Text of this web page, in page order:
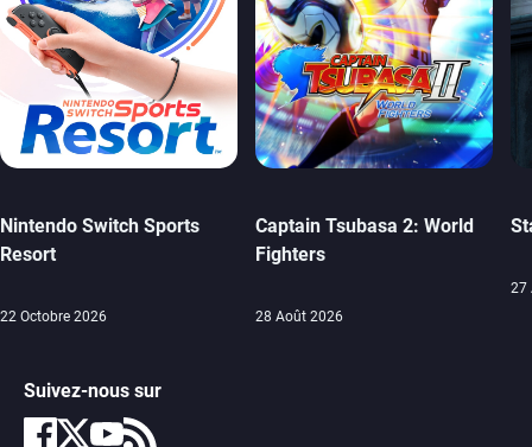
Nintendo Switch Sports
Resort
22 Octobre 2026
Captain Tsubasa 2: World
Fighters
28 Août 2026
27
Suivez-nous sur